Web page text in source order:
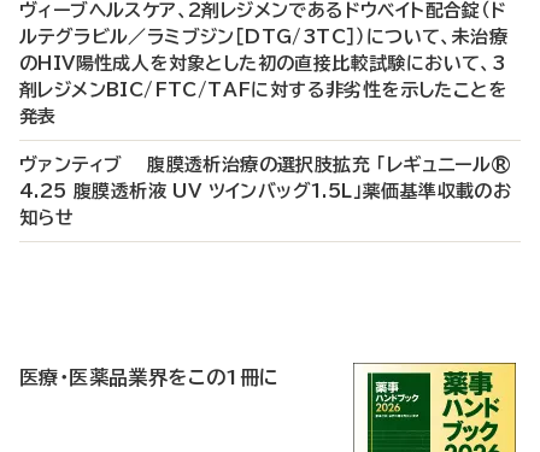
ヴィーブヘルスケア、2剤レジメンであるドウベイト配合錠（ド
ルテグラビル／ラミブジン［DTG/3TC］）について、未治療
のHIV陽性成人を対象とした初の直接比較試験において、3
剤レジメンBIC/FTC/TAFに対する非劣性を示したことを
発表
ヴァンティブ 腹膜透析治療の選択肢拡充 「レギュニール®
4.25 腹膜透析液 UV ツインバッグ1.5L」薬価基準収載のお
知らせ
医療・医薬品業界をこの1冊に